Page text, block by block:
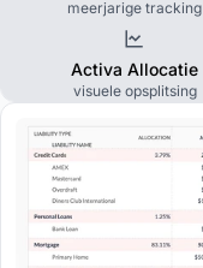
meerjarige tracking
Activa Allocatie
visuele opsplitsing